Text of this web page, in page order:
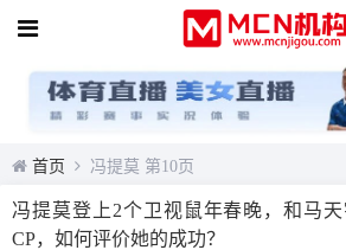
首页 冯提莫 第10页
冯提莫登上2个卫视鼠年春晚，和马天
CP，如何评价她的成功？